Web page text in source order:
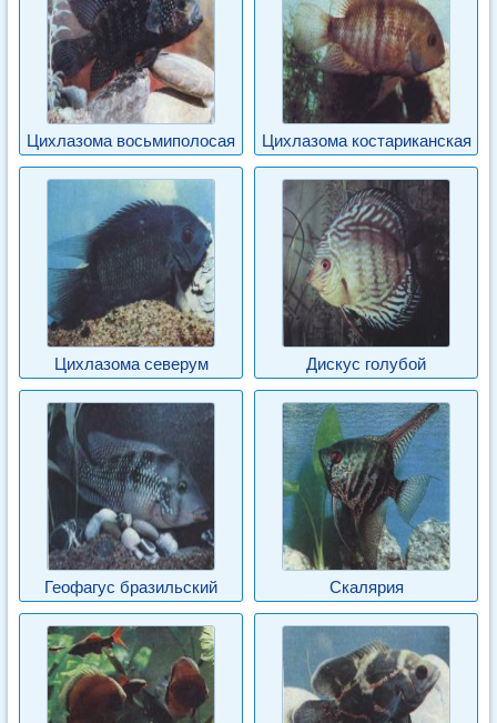
Цихлазома восьмиполосая Цихлазома костариканская
Цихлазома северум Дискус голубой
Геофагус бразильский Скалярия